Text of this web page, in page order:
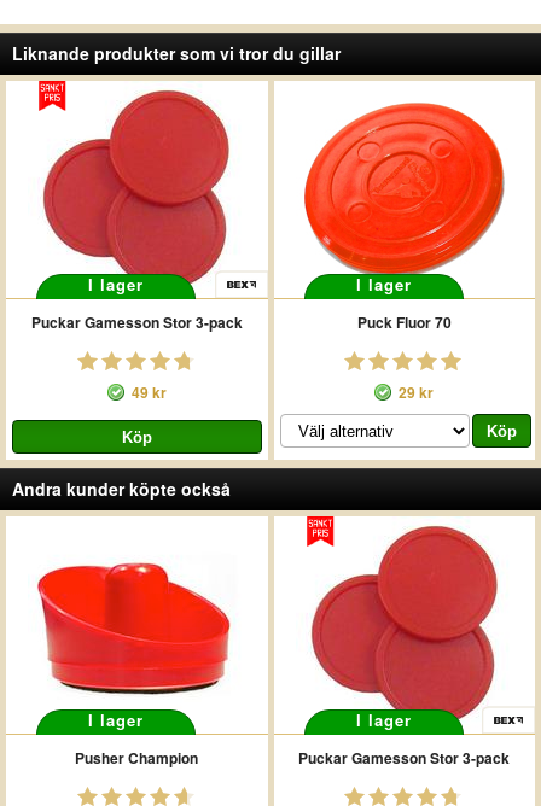
Liknande produkter som vi tror du gillar
I lager
Puckar Gamesson Stor 3-pack
49 kr
I lager
Puck Fluor 70
29 kr
Andra kunder köpte också
I lager
Pusher Champion
I lager
Puckar Gamesson Stor 3-pack